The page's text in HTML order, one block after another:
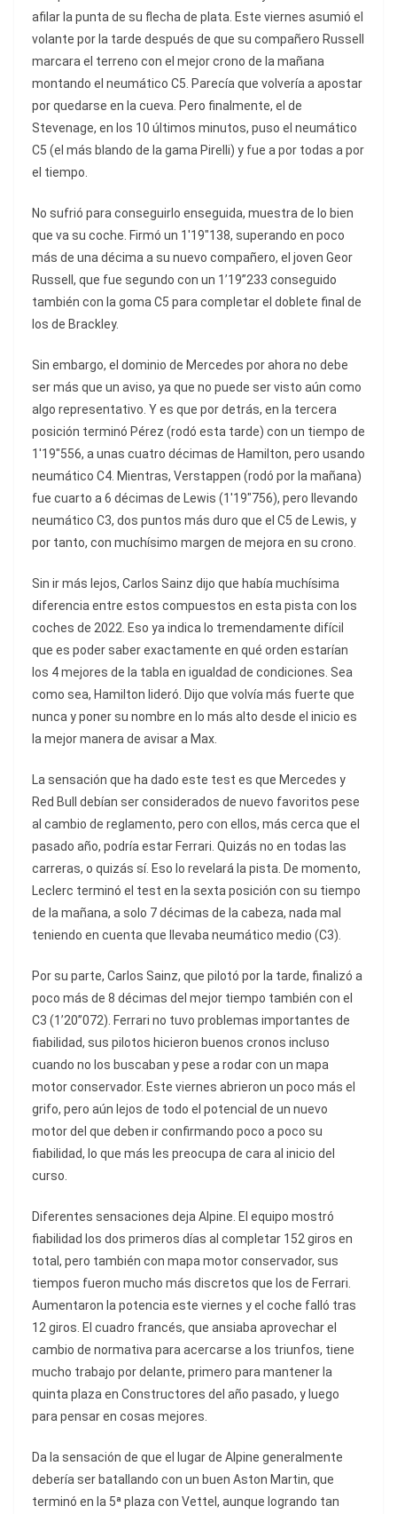
afilar la punta de su flecha de plata. Este viernes asumió el
volante por la tarde después de que su compañero Russell
marcara el terreno con el mejor crono de la mañana
montando el neumático C5. Parecía que volvería a apostar
por quedarse en la cueva. Pero finalmente, el de
Stevenage, en los 10 últimos minutos, puso el neumático
C5 (el más blando de la gama Pirelli) y fue a por todas a por
el tiempo.
No sufrió para conseguirlo enseguida, muestra de lo bien
que va su coche. Firmó un 1'19"138, superando en poco
más de una décima a su nuevo compañero, el joven Geor
Russell, que fue segundo con un 1’19”233 conseguido
también con la goma C5 para completar el doblete final de
los de Brackley.
Sin embargo, el dominio de Mercedes por ahora no debe
ser más que un aviso, ya que no puede ser visto aún como
algo representativo. Y es que por detrás, en la tercera
posición terminó Pérez (rodó esta tarde) con un tiempo de
1'19"556, a unas cuatro décimas de Hamilton, pero usando
neumático C4. Mientras, Verstappen (rodó por la mañana)
fue cuarto a 6 décimas de Lewis (1'19"756), pero llevando
neumático C3, dos puntos más duro que el C5 de Lewis, y
por tanto, con muchísimo margen de mejora en su crono.
Sin ir más lejos, Carlos Sainz dijo que había muchísima
diferencia entre estos compuestos en esta pista con los
coches de 2022. Eso ya indica lo tremendamente difícil
que es poder saber exactamente en qué orden estarían
los 4 mejores de la tabla en igualdad de condiciones. Sea
como sea, Hamilton lideró. Dijo que volvía más fuerte que
nunca y poner su nombre en lo más alto desde el inicio es
la mejor manera de avisar a Max.
La sensación que ha dado este test es que Mercedes y
Red Bull debían ser considerados de nuevo favoritos pese
al cambio de reglamento, pero con ellos, más cerca que el
pasado año, podría estar Ferrari. Quizás no en todas las
carreras, o quizás sí. Eso lo revelará la pista. De momento,
Leclerc terminó el test en la sexta posición con su tiempo
de la mañana, a solo 7 décimas de la cabeza, nada mal
teniendo en cuenta que llevaba neumático medio (C3).
Por su parte, Carlos Sainz, que pilotó por la tarde, finalizó a
poco más de 8 décimas del mejor tiempo también con el
C3 (1’20”072). Ferrari no tuvo problemas importantes de
fiabilidad, sus pilotos hicieron buenos cronos incluso
cuando no los buscaban y pese a rodar con un mapa
motor conservador. Este viernes abrieron un poco más el
grifo, pero aún lejos de todo el potencial de un nuevo
motor del que deben ir confirmando poco a poco su
fiabilidad, lo que más les preocupa de cara al inicio del
curso.
Diferentes sensaciones deja Alpine. El equipo mostró
fiabilidad los dos primeros días al completar 152 giros en
total, pero también con mapa motor conservador, sus
tiempos fueron mucho más discretos que los de Ferrari.
Aumentaron la potencia este viernes y el coche falló tras
12 giros. El cuadro francés, que ansiaba aprovechar el
cambio de normativa para acercarse a los triunfos, tiene
mucho trabajo por delante, primero para mantener la
quinta plaza en Constructores del año pasado, y luego
para pensar en cosas mejores.
Da la sensación de que el lugar de Alpine generalmente
debería ser batallando con un buen Aston Martin, que
terminó en la 5ª plaza con Vettel, aunque logrando tan